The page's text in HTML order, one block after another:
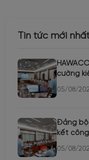
Tin tức mới
cường
th...
05/08/
Đảng bộ
kết
05/08/